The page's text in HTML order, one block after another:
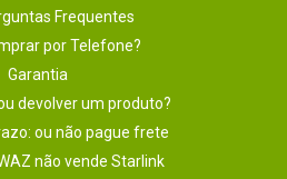
Frequentes
por Telefone?
Garantia
devolver um produto?
ou não pague frete
não vende Starlink